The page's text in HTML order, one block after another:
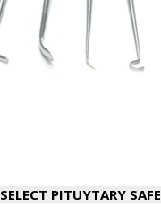
SELECT PITUYTARY SAFE